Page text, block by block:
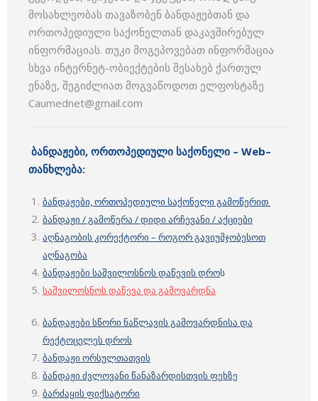
მოსახლეობას თავაზობენ ბანდაჟებთან და
ორთოპედიული საქონელთან დაკავშირებულ
ინფორმაციას. თუკი მოგეპოვებათ ინფორმაცია
სხვა ინტერნეტ-ობიექტების შესახებ ქართულ
ენაზე, შეგიძლიათ მოგვაწოდოთ ელფოსტაზე
Caumednet@gmail.com
ბანდაჟები, ორთოპედიული საქონელი – Web–
თანხლება:
ბანდაჟები, ორთოპედიული საქონელი გამოწერით
ბანდაჟი / გამოწერა / დიდი არჩევანი / აქციები
აღნაგობის კორექტორი – როგორ გავიუმჯობესოთ
აღნაგობა
ბანდაჟები საშვილოსნოს დაწევის დროს
საშვილოსნოს დაწევა და გამოვარდნა
ბანდაჟები სწორი ნაწლავის გამოვარდნისა და
რექტოცელეს დროს
ბანდაჟი ორსულთათვის
ბანდაჟი ძვლოვანი წანაზარდისთვის ფეხზე
ბარძაყის ფიქსატორი